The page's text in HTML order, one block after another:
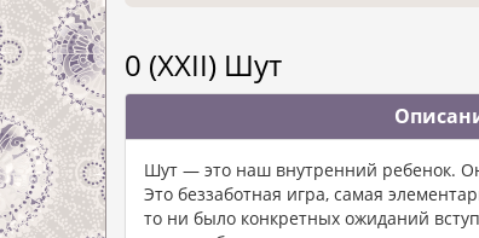
0 (XXII) Шут
Шут — это наш внутренний ребенок. Он
Это беззаботная игра, самая
то ни было конкретных ожиданий